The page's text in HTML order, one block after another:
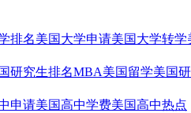
排名美国大学申请美国大学转学
研究生排名MBA美国留学美国
申请美国高中学费美国高中热点